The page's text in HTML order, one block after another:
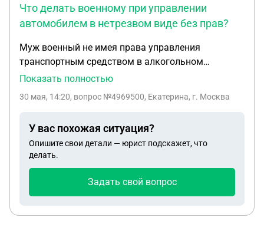
оспорить срок действия лишения прав?
Что делать военному при управлении
автомобилем в нетрезвом виде без прав?
Муж военный не имея права управления
транспортным средством в алкогольном
опьянении сел за руль и его остановили
военного суда хотелось бы узнать насколько все
заседание и что впринципе делать если есть
варианты ,чтобы не попасть на штурма?Ранее
был осужден в 2024 году по ст 166 ч.1
Показать полностью
30 мая, 14:20, вопрос №4969500, Екатерина, г. Москва
У вас похожая ситуация?
Опишите свои детали — юрист подскажет, что
делать.
Задать свой вопрос